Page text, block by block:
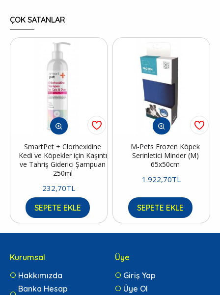
ÇOK SATANLAR
SmartPet + Clorhexidine
Kedi ve Köpekler için Kaşıntı
ve Tahriş Giderici Şampuan
250ml
232,70TL
SEPETE EKLE
M-Pets Frozen Köpek
Serinletici Minder (M)
65x50cm
1.922,70TL
SEPETE EKLE
Kurumsal
Hakkımızda
Banka Hesap
Üye
Giriş Yap
Üye Ol